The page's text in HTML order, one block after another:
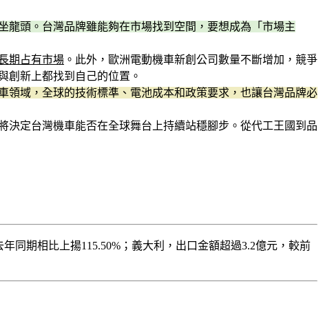
頭。台灣品牌雖能夠在市場找到空間，要想成為「市場主
期占有市場 。此外，歐洲電動機車新創公司數量不斷增加，競爭
創新上都找到自己的位置。
域，全球的技術標準、電池成本和政策要求，也讓台灣品牌必
定台灣機車能否在全球舞台上持續站穩腳步。從代工王國到品
同期相比上揚115.50%；義大利，出口金額超過3.2億元，較前